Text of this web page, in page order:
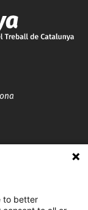
to better